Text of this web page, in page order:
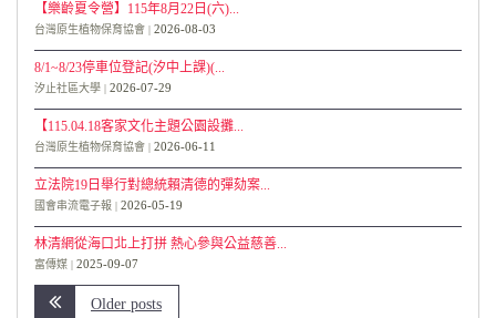
【樂齡夏令營】115年8月22日(六)...
台灣原生植物保育協會 2026-08-03
8/1~8/23停車位登記(汐中上課)(...
汐止社區大學 2026-07-29
【115.04.18客家文化主題公園設攤...
台灣原生植物保育協會 2026-06-11
立法院19日舉行對總統賴清德的彈劾案...
國會串流電子報 2026-05-19
林清網從海口北上打拼 熱心參與公益慈善...
富傳媒 2025-09-07
Older posts